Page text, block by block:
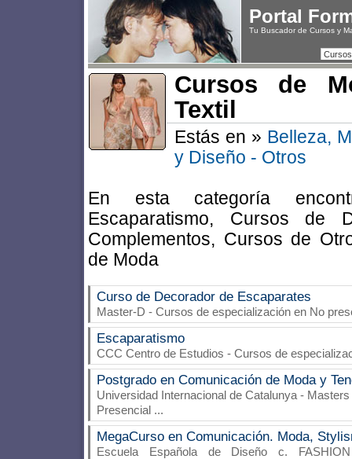
Portal
Tu Buscador de Cursos y
Cursos de
Textil
Estás en » Belleza,
y Diseño - Otros
En esta categoría
Escaparatismo, Cursos de
Complementos, Cursos de
de Moda
Curso de Decorador de Escaparates
Master-D - Cursos de especialización en No
Escaparatismo
CCC Centro de Estudios - Cursos de
Postgrado en Comunicación de Moda y
Universidad Internacional de Catalunya - Masters
Presencial ...
MegaCurso en Comunicación. Moda,
Escuela Española de Diseño c. FASHION